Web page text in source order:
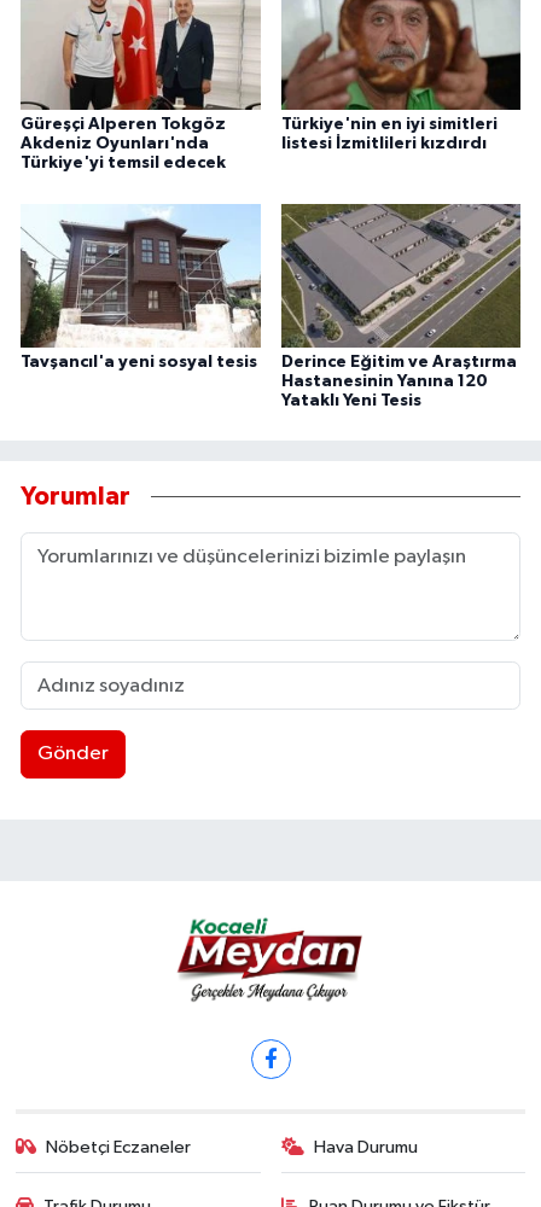
Güreşçi Alperen Tokgöz
Akdeniz Oyunları'nda
Türkiye'yi temsil edecek
Türkiye'nin en iyi simitleri
listesi İzmitlileri kızdırdı
Tavşancıl'a yeni sosyal tesis
Derince Eğitim ve Araştırma
Hastanesinin Yanına 120
Yataklı Yeni Tesis
Yorumlar
Gönder
Nöbetçi Eczaneler Hava Durumu